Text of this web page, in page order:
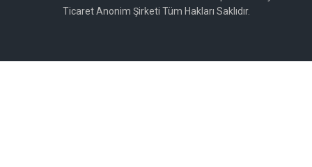
Ticaret Anonim Şirketi Tüm Hakları Saklıdır.